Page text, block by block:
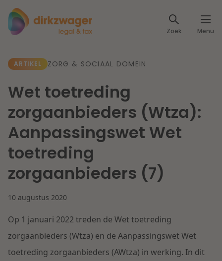
Zoek Menu
Expertises
Fiscaal
Arbeid & Pensioen
IT & Privacy
IE & Innovatie
Herstructurering & Insolventie
Dichtbij een toekomstbestendige zorg
Artikelen
Klantcases
Events
Specialisten
Internationale partners
Werken bij
Contact
Nederlands
ARTIKEL ZORG & SOCIAAL DOMEIN
Wet toetreding
zorgaanbieders (Wtza):
Aanpassingswet Wet
toetreding
zorgaanbieders (7)
10 augustus 2020
Op 1 januari 2022 treden de Wet toetreding
zorgaanbieders (Wtza) en de Aanpassingswet Wet
toetreding zorgaanbieders (AWtza) in werking. In dit